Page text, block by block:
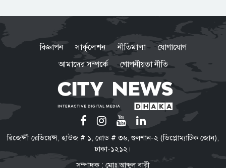
না: স্বরাষ্ট্রমন্ত্রী
সরকার নিত্যপ্রয়োজনীয় দ্রব্যমূল্যের
ঊর্ধ্বগতি ও শান্তি-শৃঙ্খলা রক্ষায় ব্যর্থ :
জামায়াত আমির
‘মব’ তৈরির সংস্কৃতি গণতন্ত্রকে দুর্বল
করে: মির্জা ফখরুল
বিজ্ঞাপন সার্কুলেশন নীতিমালা
যোগাযোগ
আমাদের সম্পর্কে
গোপনীয়তা নীতি
রিজেন্সী রেডিয়েন্স, হাউজ # ১, রোড # ৩৬, গুলশান-২ (ডিপ্লোম্যাটিক জোন),
ঢাকা-১২১২।
সম্পাদক : মোঃ আব্দুল বারী